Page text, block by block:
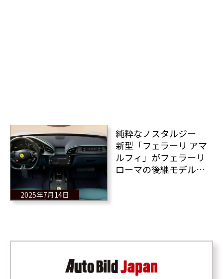
2025年7月14日
純粋なノスタルジー
新型「フェラーリ アマ
ルフィ」がフェラーリ
ローマの後継モデルと